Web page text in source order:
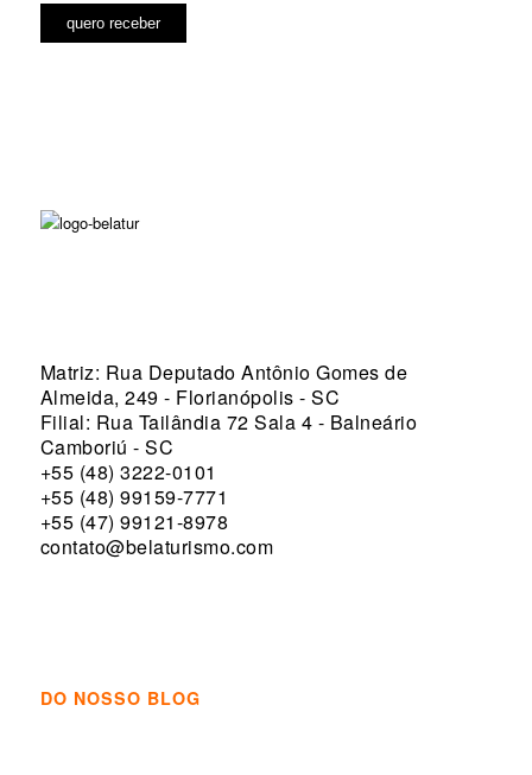
Matriz: Rua Deputado Antônio Gomes de
Almeida, 249 - Florianópolis - SC
Filial: Rua Tailândia 72 Sala 4 - Balneário
Camboriú - SC
+55 (48) 3222-0101
+55 (48) 99159-7771
+55 (47) 99121-8978
contato@belaturismo.com
DO NOSSO BLOG